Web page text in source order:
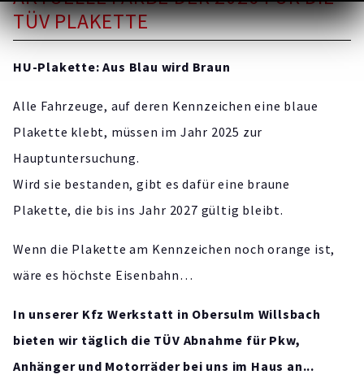
TÜV PLAKETTE
HU-Plakette: Aus Blau wird Braun
Alle Fahrzeuge, auf deren Kennzeichen eine blaue
Plakette klebt, müssen im Jahr 2025 zur
Hauptuntersuchung.
Wird sie bestanden, gibt es dafür eine braune
Plakette, die bis ins Jahr 2027 gültig bleibt.
Wenn die Plakette am Kennzeichen noch orange ist,
wäre es höchste Eisenbahn…
In unserer Kfz Werkstatt in Obersulm Willsbach
bieten wir täglich die TÜV Abnahme für Pkw,
Anhänger und Motorräder bei uns im Haus an...